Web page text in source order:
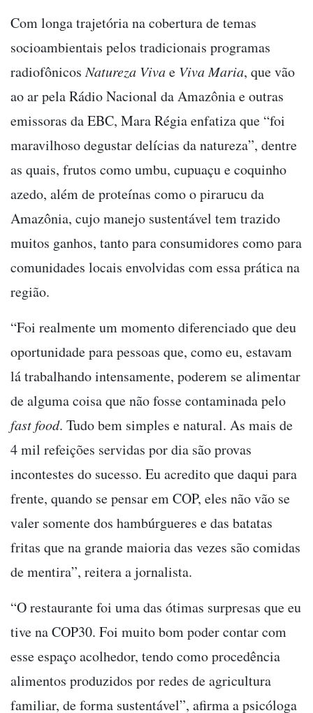
Com longa trajetória na cobertura de temas
socioambientais pelos tradicionais programas
radiofônicosNatureza Vivae Viva Maria, que vão
ao ar pela Rádio Nacional da Amazônia e outras
emissoras da EBC, Mara Régia enfatiza que “foi
maravilhoso degustar delícias da natureza”, dentre
as quais, frutos como umbu, cupuaçu e coquinho
azedo, além de proteínas como o pirarucu da
Amazônia, cujo manejo sustentável tem trazido
muitos ganhos, tanto para consumidores como para
comunidades locais envolvidas com essa prática na
região.
“Foi realmente um momento diferenciado que deu
oportunidade para pessoas que, como eu, estavam
lá trabalhando intensamente, poderem se alimentar
de alguma coisa que não fosse contaminada pelo
fast food. Tudo bem simples e natural. As mais de
4 mil refeições servidas por dia são provas
incontestes do sucesso. Eu acredito que daqui para
frente, quando se pensar em COP, eles não vão se
valer somente dos hambúrgueres e das batatas
fritas que na grande maioria das vezes são comidas
de mentira”, reitera a jornalista.
“O restaurante foi uma das ótimas surpresas que eu
tive na COP30. Foi muito bom poder contar com
esse espaço acolhedor, tendo como procedência
alimentos produzidos por redes de agricultura
familiar, de forma sustentável”, afirma a psicóloga